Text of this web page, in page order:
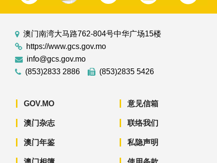
澳门南湾大马路762-804号中华广场15楼
https://www.gcs.gov.mo
info@gcs.gov.mo
(853)2833 2886
(853)2835 5426
GOV.MO
澳门杂志
澳门年鉴
意见信箱
联络我们
私隐声明